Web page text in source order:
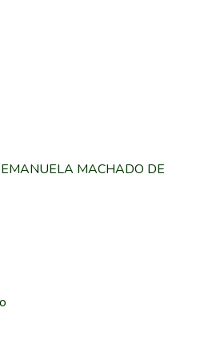
MACHADO DE